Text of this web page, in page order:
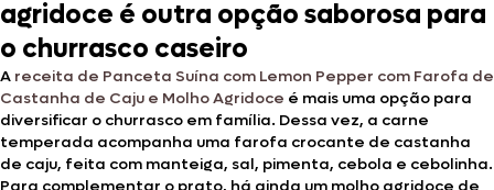
agridoce é outra opção saborosa para
o churrasco caseiro
A receita de Panceta Suína com Lemon Pepper com Farofa de
Castanha de Caju e Molho Agridoce é mais uma opção para
diversificar o churrasco em família. Dessa vez, a carne
temperada acompanha uma farofa crocante de castanha
de caju, feita com manteiga, sal, pimenta, cebola e cebolinha.